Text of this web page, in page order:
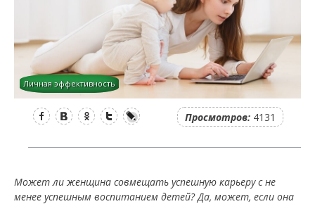
Личная эффективность
Просмотров:4131
Может ли женщина совмещать успешную карьеру с не
менее успешным воспитанием детей? Да, может, если она